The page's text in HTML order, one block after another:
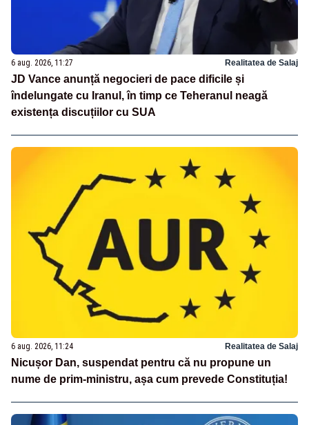
6 aug. 2026, 11:27 Realitatea de Salaj
JD Vance anunță negocieri de pace dificile și
îndelungate cu Iranul, în timp ce Teheranul neagă
existența discuțiilor cu SUA
6 aug. 2026, 11:24 Realitatea de Salaj
Nicușor Dan, suspendat pentru că nu propune un
nume de prim-ministru, așa cum prevede Constituția!